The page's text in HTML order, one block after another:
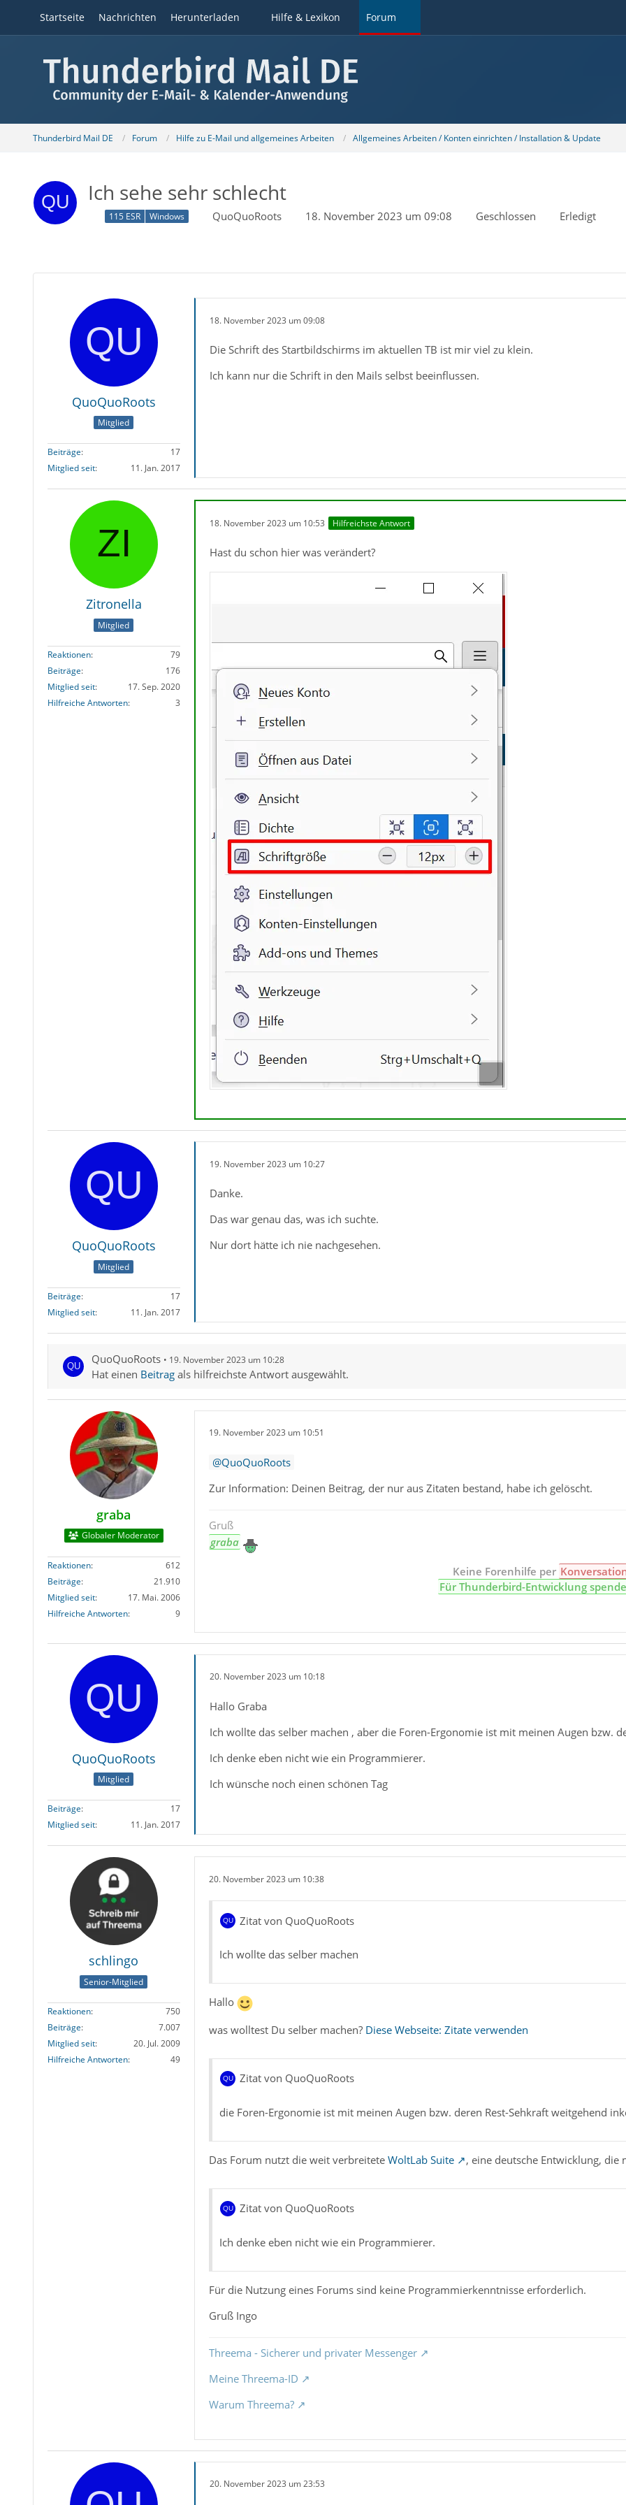
Startseite Nachrichten Herunterladen Hilfe & Lexikon Forum
Thunderbird Mail DE Forum Hilfe zu E-Mail und allgemeines Arbeiten Allgemeines Arbeiten / Konten einrichten / Installation & Update
Ich sehe sehr schlecht
115 ESR Windows QuoQuoRoots 18. November 2023 um 09:08 Geschlossen Erledigt
QuoQuoRoots
Mitglied
Beiträge
17
Mitglied seit
11. Jan. 2017
18. November 2023 um 09:08
Die Schrift des Startbildschirms im aktuellen TB ist mir viel zu klein.
Ich kann nur die Schrift in den Mails selbst beeinflussen.
Zitronella
Mitglied
Reaktionen
79
Beiträge
176
Mitglied seit
17. Sep. 2020
Hilfreiche Antworten
3
18. November 2023 um 10:53 Hilfreichste Antwort
Hast du schon hier was verändert?
QuoQuoRoots
Mitglied
Beiträge
17
Mitglied seit
11. Jan. 2017
19. November 2023 um 10:27
Danke.
Das war genau das, was ich suchte.
Nur dort hätte ich nie nachgesehen.
QuoQuoRoots 19. November 2023 um 10:28
Hat einen Beitragals hilfreichste Antwort ausgewählt.
graba
Globaler Moderator
Reaktionen
612
Beiträge
21.910
Mitglied seit
17. Mai. 2006
Hilfreiche Antworten
9
19. November 2023 um 10:51
QuoQuoRoots
Zur Information: Deinen Beitrag, der nur aus Zitaten bestand, habe ich gelöscht.
Gruß
graba
Keine Forenhilfe per
Für Thunderbird-Entwicklung
QuoQuoRoots
Mitglied
Beiträge
17
Mitglied seit
11. Jan. 2017
20. November 2023 um 10:18
Hallo Graba
Ich wollte das selber machen , aber die Foren-Ergonomie ist mit meinen Augen bzw.
Ich denke eben nicht wie ein Programmierer.
Ich wünsche noch einen schönen Tag
schlingo
Senior-Mitglied
Reaktionen
750
Beiträge
7.007
Mitglied seit
20. Jul. 2009
Hilfreiche Antworten
49
20. November 2023 um 10:38
Zitat von QuoQuoRoots
Ich wollte das selber machen
Hallo
was wolltest Du selber machen? Diese Webseite: Zitate verwenden
Zitat von QuoQuoRoots
die Foren-Ergonomie ist mit meinen Augen bzw. deren Rest-Sehkraft weitgehend
Das Forum nutzt die weit verbreitete WoltLab Suite , eine deutsche Entwicklung, die
Zitat von QuoQuoRoots
Ich denke eben nicht wie ein Programmierer.
Für die Nutzung eines Forums sind keine Programmierkenntnisse erforderlich.
Gruß Ingo
Threema - Sicherer und privater Messenger
Meine Threema-ID
Warum Threema?
20. November 2023 um 23:53